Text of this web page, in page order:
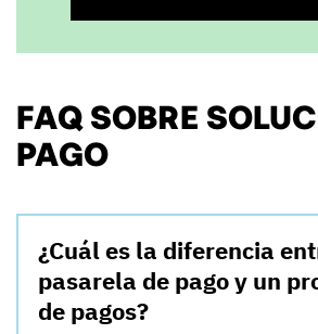
FAQ SOBRE
PAGO
¿Cuál es la diferencia
pasarela de pago y un
de pagos?